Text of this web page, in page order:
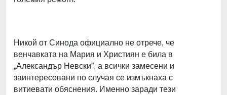
Никой от Синода официално не отрече, че
венчавката на Мария и Християн е била в
„Александър Невски”, а всички замесени и
заинтересовани по случая се измъкнаха с
витиевати обяснения. Именно заради тези